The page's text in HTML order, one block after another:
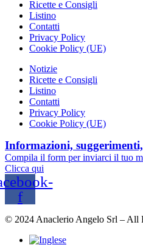
Ricette e Consigli
Listino
Contatti
Privacy Policy
Cookie Policy (UE)
Notizie
Ricette e Consigli
Listino
Contatti
Privacy Policy
Cookie Policy (UE)
Informazioni,
Compila il form per inviarci il tuo
Clicca qui
f
© 2024 Anaclerio Angelo Srl – All